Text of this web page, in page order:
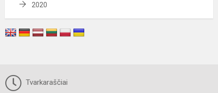
2020
Tvarkaraščiai